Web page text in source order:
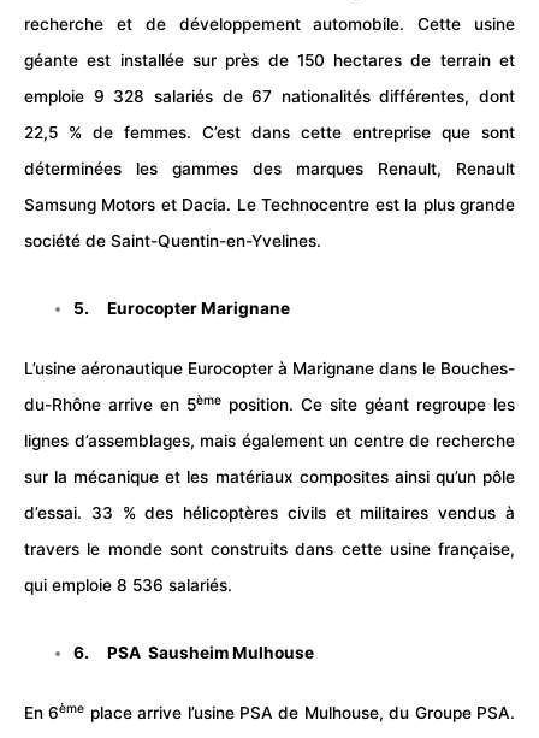
recherche et de développement automobile. Cette usine
géante est installée sur près de 150 hectares de terrain et
emploie 9 328 salariés de 67 nationalités différentes, dont
22,5 % de femmes. C’est dans cette entreprise que sont
déterminées les gammes des marques Renault, Renault
Samsung Motors et Dacia. Le Technocentre est la plus grande
société de Saint-Quentin-en-Yvelines.
5. Eurocopter Marignane
L’usine aéronautique Eurocopter à Marignane dans le Bouches-
du-Rhône arrive en 5ème position. Ce site géant regroupe les
lignes d’assemblages, mais également un centre de recherche
sur la mécanique et les matériaux composites ainsi qu’un pôle
d’essai. 33 % des hélicoptères civils et militaires vendus à
travers le monde sont construits dans cette usine française,
qui emploie 8 536 salariés.
6. PSA Sausheim Mulhouse
En 6ème place arrive l’usine PSA de Mulhouse, du Groupe PSA.